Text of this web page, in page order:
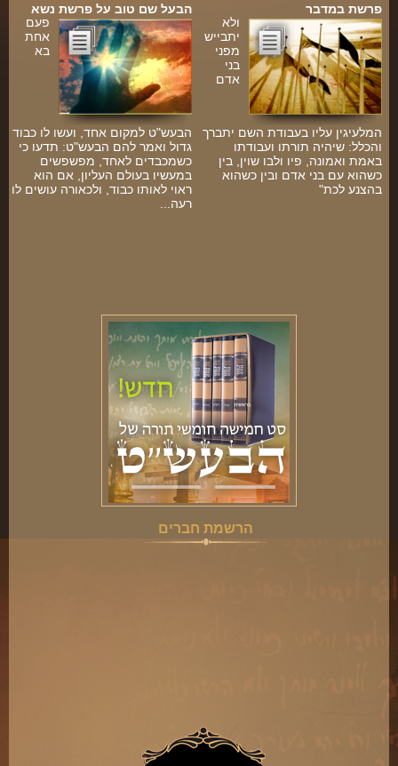
הבעל שם טוב על פרשת נשא
פעם
אחת
בא
הבעש"ט למקום אחד, ועשו לו כבוד
גדול ואמר להם הבעש"ט: תדעו כי
כשמכבדים לאחד, מפשפשים
במעשיו בעולם העליון, אם הוא
ראוי לאותו כבוד, ולכאורה עושים לו
רעה...
פרשת במדבר
ולא
יתבייש
מפני
בני
אדם
המלעיגין עליו בעבודת השם יתברך
והכלל: שיהיה תורתו ועבודתו
באמת ואמונה, פיו ולבו שוין, בין
כשהוא עם בני אדם ובין כשהוא
בהצנע לכת"
הרשמת חברים